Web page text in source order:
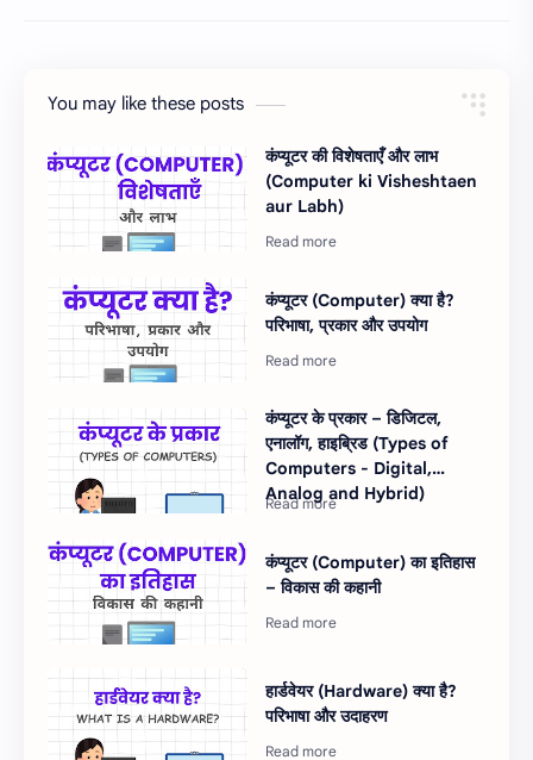
You may like these posts
कंप्यूटर की विशेषताएँ और लाभ
(Computer ki Visheshtaen
aur Labh)
कंप्यूटर (Computer) क्या है?
परिभाषा, प्रकार और उपयोग
कंप्यूटर के प्रकार – डिजिटल,
एनालॉग, हाइब्रिड (Types of
Computers - Digital,
Analog and Hybrid)
कंप्यूटर (Computer) का इतिहास
– विकास की कहानी
हार्डवेयर (Hardware) क्या है?
परिभाषा और उदाहरण